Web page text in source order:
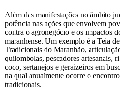
Além das manifestações no âmbito
potência nas ações que envolvem
contra o agronegócio e os impactos
maranhense. Um exemplo é a Teia
Tradicionais do Maranhão,
quilombolas, pescadores artesanais,
coco, sertanejos e geraizeiros em
na qual anualmente ocorre o
tradicionais.